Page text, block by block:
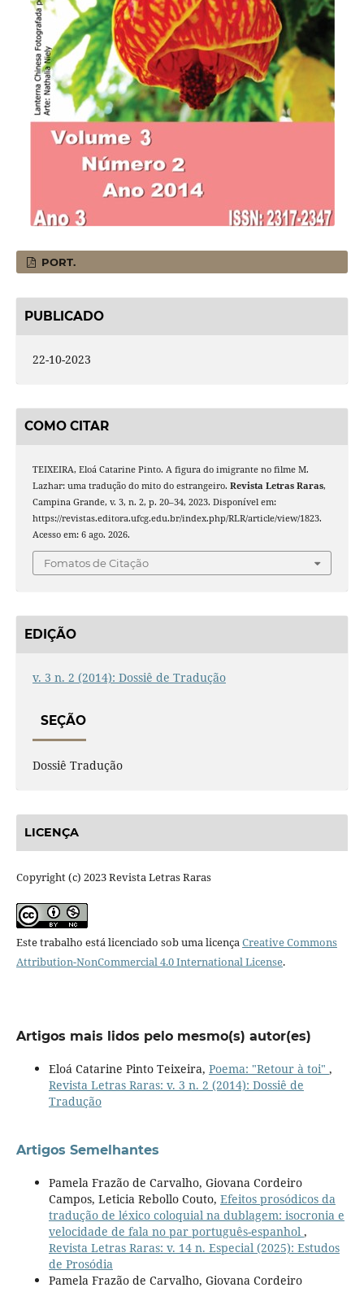
PORT.
PUBLICADO
22-10-2023
COMO CITAR
TEIXEIRA, Eloá Catarine Pinto. A figura do imigrante no filme M.
Lazhar: uma tradução do mito do estrangeiro. Revista Letras Raras,
Campina Grande, v. 3, n. 2, p. 20–34, 2023. Disponível em:
https://revistas.editora.ufcg.edu.br/index.php/RLR/article/view/1823.
Acesso em: 6 ago. 2026.
Fomatos de Citação
EDIÇÃO
v. 3 n. 2 (2014): Dossiê de Tradução
SEÇÃO
Dossiê Tradução
LICENÇA
Copyright (c) 2023 Revista Letras Raras
Este trabalho está licenciado sob uma licença Creative Commons
Attribution-NonCommercial 4.0 International License.
Artigos mais lidos pelo mesmo(s) autor(es)
Eloá Catarine Pinto Teixeira, Poema: "Retour à toi" ,
Revista Letras Raras: v. 3 n. 2 (2014): Dossiê de
Tradução
Artigos Semelhantes
Pamela Frazão de Carvalho, Giovana Cordeiro
Campos, Leticia Rebollo Couto, Efeitos prosódicos da
tradução de léxico coloquial na dublagem: isocronia e
velocidade de fala no par português-espanhol ,
Revista Letras Raras: v. 14 n. Especial (2025): Estudos
de Prosódia
Pamela Frazão de Carvalho, Giovana Cordeiro